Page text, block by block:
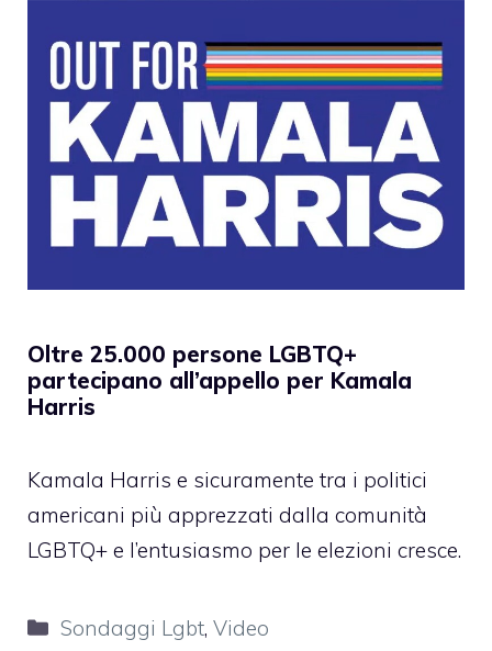
Oltre 25.000 persone LGBTQ+
partecipano all’appello per Kamala
Harris
Kamala Harris e sicuramente tra i politici
americani più apprezzati dalla comunità
LGBTQ+ e l’entusiasmo per le elezioni cresce.
Categorie
Sondaggi Lgbt,Video